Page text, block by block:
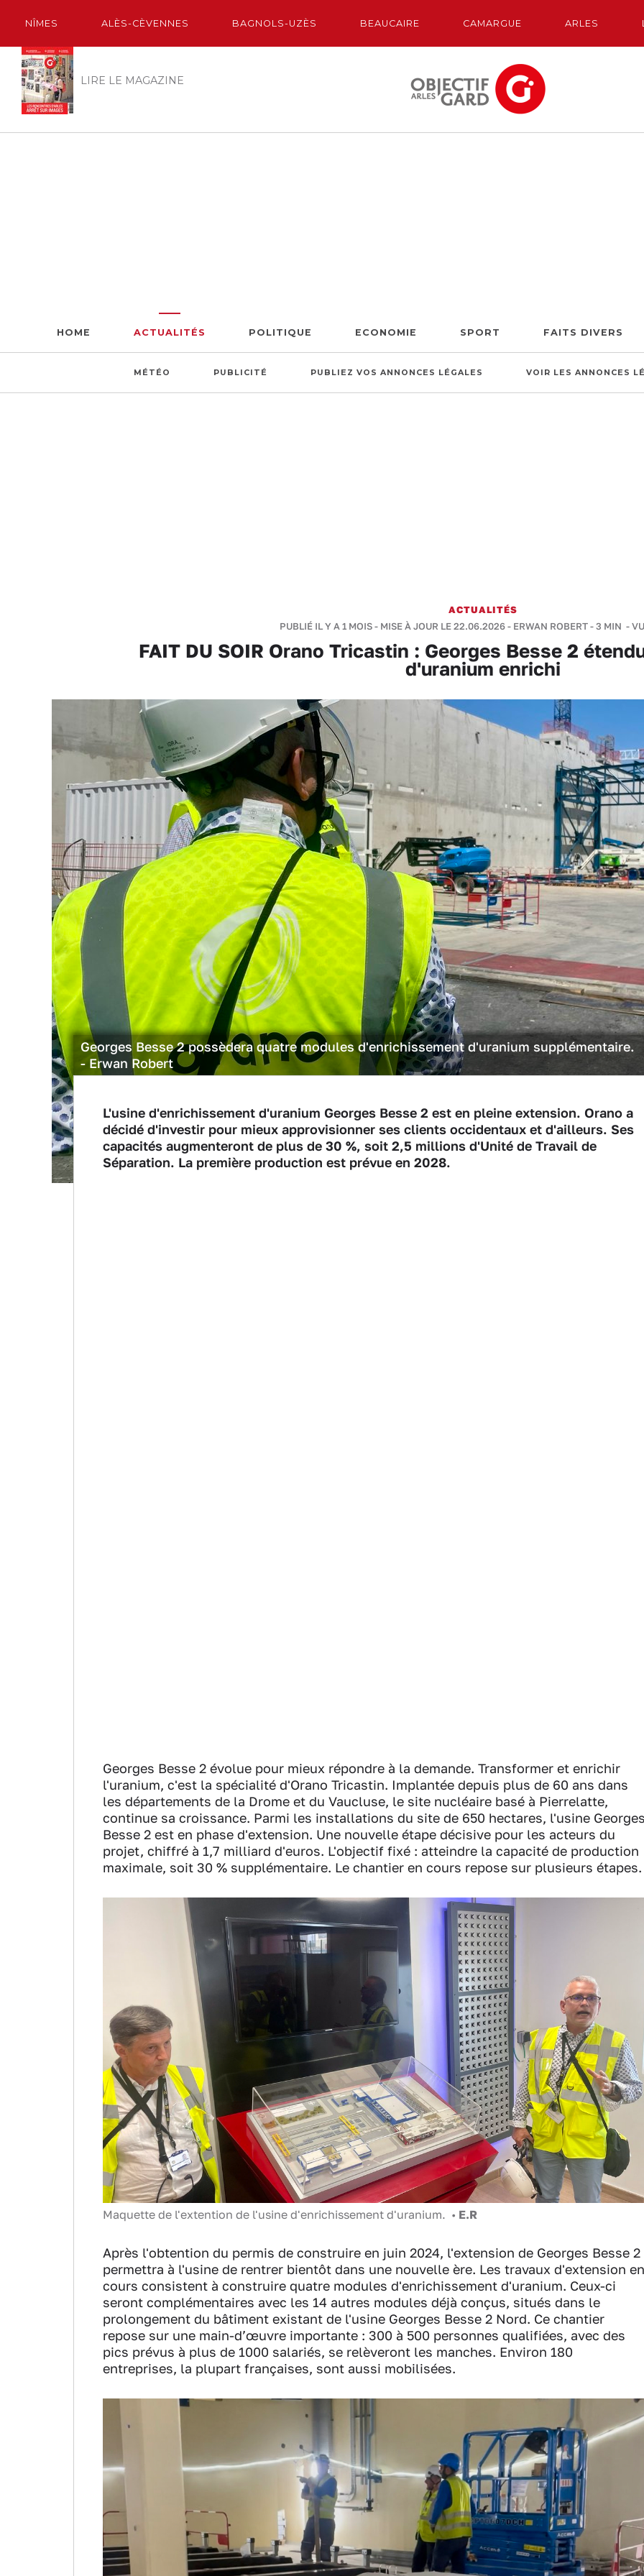
NÎMES ALÈS-CÈVENNES BAGNOLS-UZÈS BEAUCAIRE CAMARGUE ARLES
LIRE LE MAGAZINE
HOME ACTUALITÉS POLITIQUE ECONOMIE SPORT FAITS DIVERS
MÉTÉO PUBLICITÉ PUBLIEZ VOS ANNONCES LÉGALES VOIR LES ANNONCES
ACTUALITÉS
PUBLIÉ IL Y A 1 MOIS - MISE À JOUR LE 22.06.2026 - ERWAN ROBERT-3 MIN -
FAIT DU SOIR Orano Tricastin : Georges Besse 2
d'uranium enrichi
Georges Besse 2 possèdera quatre modules d'enrichissement d'uranium supplémentaire.
- Erwan Robert
L'usine d'enrichissement d'uranium Georges Besse 2 est en pleine extension. Orano a
décidé d'investir pour mieux approvisionner ses clients occidentaux et d'ailleurs. Ses
capacités augmenteront de plus de 30 %, soit 2,5 millions d'Unité de Travail de
Séparation. La première production est prévue en 2028.
Georges Besse 2 évolue pour mieux répondre à la demande. Transformer et enrichir
l'uranium, c'est la spécialité d'Orano Tricastin. Implantée depuis plus de 60 ans dans
les départements de la Drome et du Vaucluse, le site nucléaire basé à Pierrelatte,
continue sa croissance. Parmi les installations du site de 650 hectares, l'usine
Besse 2 est en phase d'extension. Une nouvelle étape décisive pour les acteurs du
projet, chiffré à 1,7 milliard d'euros. L'objectif fixé : atteindre la capacité de production
maximale, soit 30 % supplémentaire. Le chantier en cours repose sur plusieurs
Maquette de l'extention de l'usine d'enrichissement d'uranium. • E.R
Après l'obtention du permis de construire en juin 2024, l'extension de Georges Besse 2
permettra à l'usine de rentrer bientôt dans une nouvelle ère. Les travaux d'extension en
cours consistent à construire quatre modules d'enrichissement d'uranium. Ceux-ci
seront complémentaires avec les 14 autres modules déjà conçus, situés dans le
prolongement du bâtiment existant de l'usine Georges Besse 2 Nord. Ce chantier
repose sur une main-d’œuvre importante : 300 à 500 personnes qualifiées, avec des
pics prévus à plus de 1000 salariés, se relèveront les manches. Environ 180
entreprises, la plupart françaises, sont aussi mobilisées.